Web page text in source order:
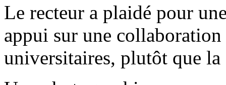
Le recteur a plaidé pour
appui sur une collaboration
universitaires, plutôt que